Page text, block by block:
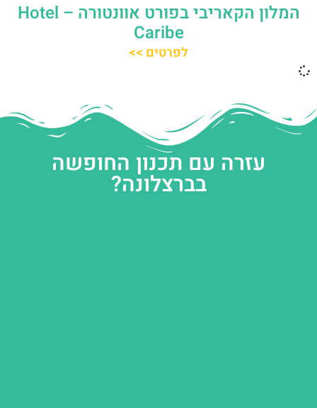
המלון הקאריבי בפורט אוונטורה – Hotel
Caribe
לפרטים >>
עזרה עם תכנון החופשה
בברצלונה?